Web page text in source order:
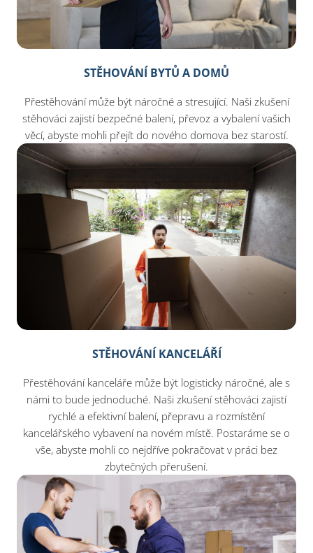
STĚHOVÁNÍ BYTŮ A DOMŮ
Přestěhování může být náročné a stresující. Naši zkušení
stěhováci zajistí bezpečné balení, převoz a vybalení vašich
věcí, abyste mohli přejít do nového domova bez starostí.
STĚHOVÁNÍ KANCELÁŘÍ
Přestěhování kanceláře může být logisticky náročné, ale s
námi to bude jednoduché. Naši zkušení stěhováci zajistí
rychlé a efektivní balení, přepravu a rozmístění
kancelářského vybavení na novém místě. Postaráme se o
vše, abyste mohli co nejdříve pokračovat v práci bez
zbytečných přerušení.​